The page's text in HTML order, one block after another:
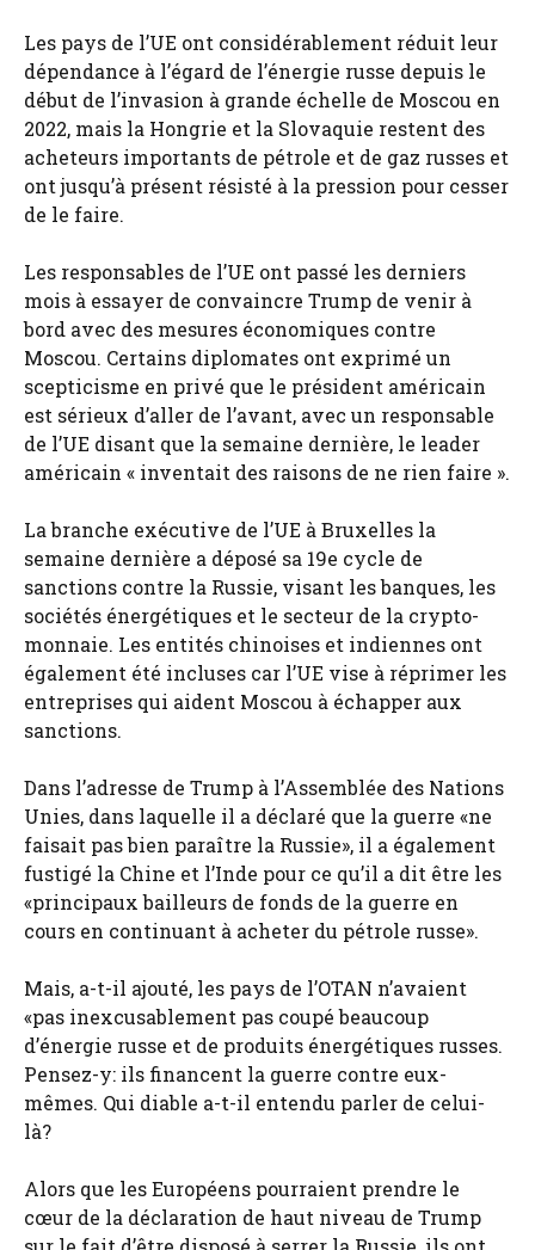
Les pays de l’UE ont considérablement réduit leur
dépendance à l’égard de l’énergie russe depuis le
début de l’invasion à grande échelle de Moscou en
2022, mais la Hongrie et la Slovaquie restent des
acheteurs importants de pétrole et de gaz russes et
ont jusqu’à présent résisté à la pression pour cesser
de le faire.
Les responsables de l’UE ont passé les derniers
mois à essayer de convaincre Trump de venir à
bord avec des mesures économiques contre
Moscou. Certains diplomates ont exprimé un
scepticisme en privé que le président américain
est sérieux d’aller de l’avant, avec un responsable
de l’UE disant que la semaine dernière, le leader
américain « inventait des raisons de ne rien faire ».
La branche exécutive de l’UE à Bruxelles la
semaine dernière a déposé sa 19e cycle de
sanctions contre la Russie, visant les banques, les
sociétés énergétiques et le secteur de la crypto-
monnaie. Les entités chinoises et indiennes ont
également été incluses car l’UE vise à réprimer les
entreprises qui aident Moscou à échapper aux
sanctions.
Dans l’adresse de Trump à l’Assemblée des Nations
Unies, dans laquelle il a déclaré que la guerre «ne
faisait pas bien paraître la Russie», il a également
fustigé la Chine et l’Inde pour ce qu’il a dit être les
«principaux bailleurs de fonds de la guerre en
cours en continuant à acheter du pétrole russe».
Mais, a-t-il ajouté, les pays de l’OTAN n’avaient
«pas inexcusablement pas coupé beaucoup
d’énergie russe et de produits énergétiques russes.
Pensez-y: ils financent la guerre contre eux-
mêmes. Qui diable a-t-il entendu parler de celui-
là?
Alors que les Européens pourraient prendre le
cœur de la déclaration de haut niveau de Trump